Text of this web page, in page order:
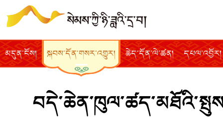
མདུན་ངོས། སྐབས་དོན་གསར་འགྱུར། ཆེད་དོན་ལེ་ཚན། དཔལ་འབྱོར།